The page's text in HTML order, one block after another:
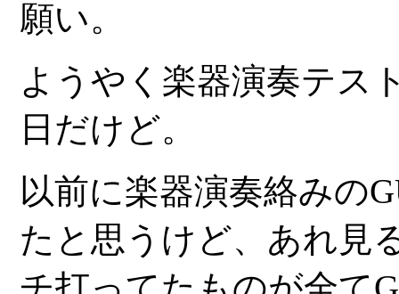
願い。
ようやく楽器演奏テス
日だけど。
以前に楽器演奏絡みの
たと思うけど、あれ見